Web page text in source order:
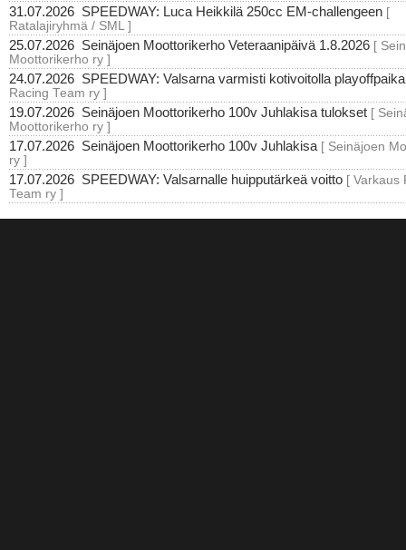
31.07.2026 SPEEDWAY: Luca Heikkilä 250cc EM-challengeen [
Ratalajiryhmä / SML ]
25.07.2026 Seinäjoen Moottorikerho Veteraanipäivä 1.8.2026 [
Moottorikerho ry ]
24.07.2026 SPEEDWAY: Valsarna varmisti kotivoitolla
Racing Team ry ]
19.07.2026 Seinäjoen Moottorikerho 100v Juhlakisa tulokset [
Moottorikerho ry ]
17.07.2026 Seinäjoen Moottorikerho 100v Juhlakisa [ Seinäjoen
ry ]
17.07.2026 SPEEDWAY: Valsarnalle huipputärkeä voitto [ Varkaus
Team ry ]